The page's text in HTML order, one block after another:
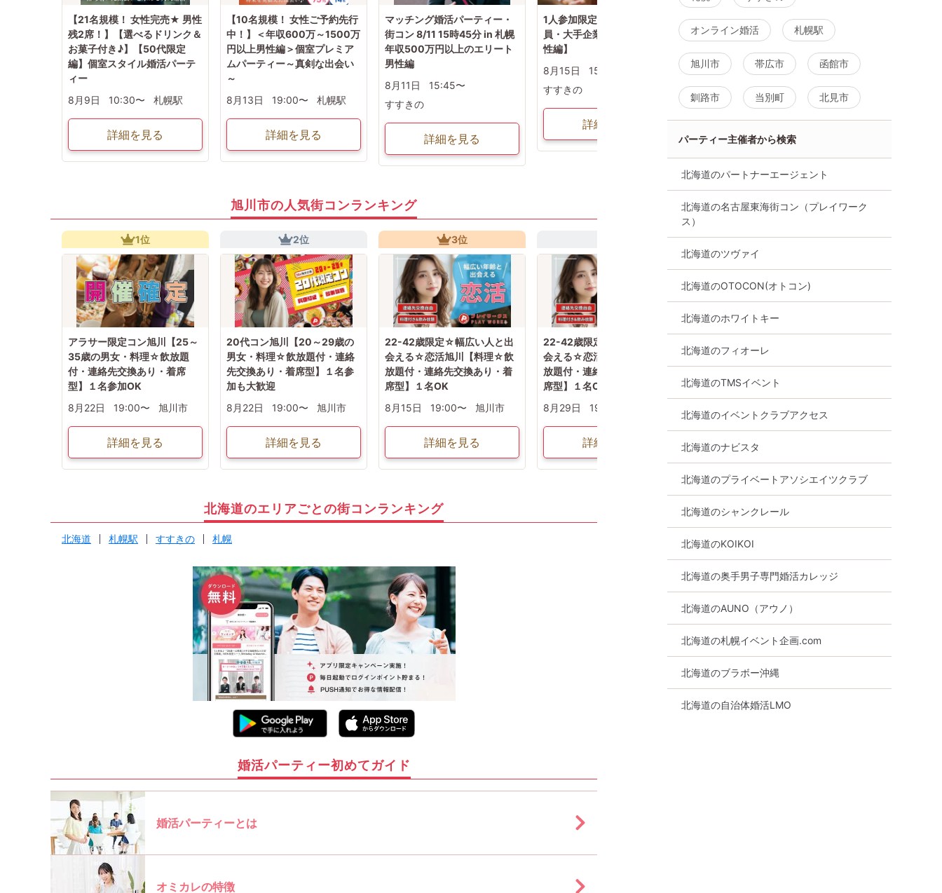
【21名規模！ 女性完売★ 男性
残2席！】【選べるドリンク＆
お菓子付き♪】【50代限定
編】個室スタイル婚活パーテ
ィー
8月9日
10:30〜 札幌駅
詳細を見る
【10名規模！ 女性ご予約先行
中！】＜年収600万～1500万
円以上男性編＞個室プレミア
ムパーティー～真剣な出会い
～
8月13日
19:00〜 札幌駅
詳細を見る
マッチング婚活パーティー・
街コン 8/11 15時45分 in 札幌
年収500万円以上のエリート
男性編
8月11日
15:45〜
すすきの
詳細を見る
1人参加限定◇全員会話【公務
員・大手企業などエリート男
性編】
8月15日
15:00〜
すすきの
詳細を見る
【20名規模！ 女性残2席！】
【30代中心編】最後の恋がし
～真剣な出会い～
8月11日
14:30〜 札幌駅
詳細を見る
編
旭川市の人気街コンランキング
1位
アラサー限定コン旭川【25～
35歳の男女・料理☆飲放題
付・連絡先交換あり・着席
型】１名参加OK
8月22日
19:00〜 旭川市
詳細を見る
2位
20代コン旭川【20～29歳の
男女・料理☆飲放題付・連絡
先交換あり・着席型】１名参
加も大歓迎
8月22日
19:00〜 旭川市
詳細を見る
3位
22-42歳限定☆幅広い人と出
会える☆恋活旭川【料理☆飲
放題付・連絡先交換あり・着
席型】１名OK
8月15日
19:00〜 旭川市
詳細を見る
22-42歳限定☆幅広い人と出
会える☆恋活旭川【料理☆飲
放題付・連絡先交換あり・着
席型】１名OK
8月29日
19:00〜
詳細を見る
北海道のエリアごとの街コンランキング
北海道 札幌駅 すすきの 札幌
婚活パーティー初めてガイド
婚活パーティーとは
オミカレの特徴
オンライン婚活 札幌駅
旭川市 帯広市 函館市
釧路市 当別町 北見市
パーティー主催者から検索
北海道のパートナーエージェント
北海道の名古屋東海街コン（プレイワーク
ス）
北海道のツヴァイ
北海道のOTOCON(オトコン)
北海道のホワイトキー
北海道のフィオーレ
北海道のTMSイベント
北海道のイベントクラブアクセス
北海道のナビスタ
北海道のプライベートアソシエイツクラブ
北海道のシャンクレール
北海道のKOIKOI
北海道の奥手男子専門婚活カレッジ
北海道のAUNO（アウノ）
北海道の札幌イベント企画.com
北海道のブラボー沖縄
北海道の自治体婚活LMO